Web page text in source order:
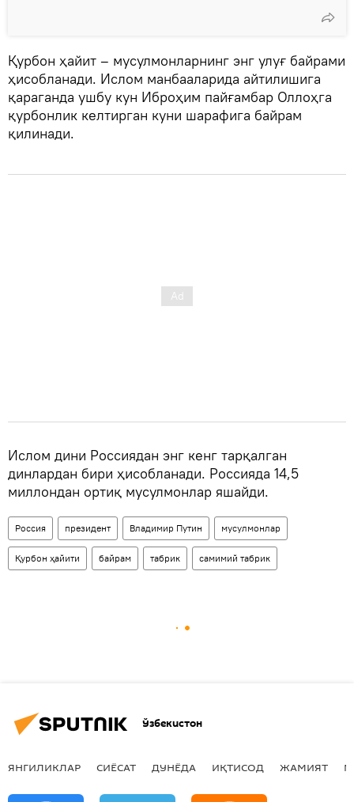
Қурбон ҳайит – мусулмонларнинг энг улуғ байрами
ҳисобланади. Ислом манбааларида айтилишига
қараганда ушбу кун Иброҳим пайғамбар Оллоҳга
қурбонлик келтирган куни шарафига байрам
қилинади.
Ислом дини Россиядан энг кенг тарқалган
динлардан бири ҳисобланади. Россияда 14,5
миллондан ортиқ мусулмонлар яшайди.
Россия президент Владимир Путин мусулмонлар
Қурбон ҳайити байрам табрик самимий табрик
Ўзбекистон
ЯНГИЛИКЛАР СИЁСАТ ДУНЁДА ИҚТИСОД ЖАМИЯТ